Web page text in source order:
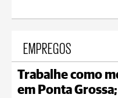
EMPREGOS
Trabalhe como
em Ponta